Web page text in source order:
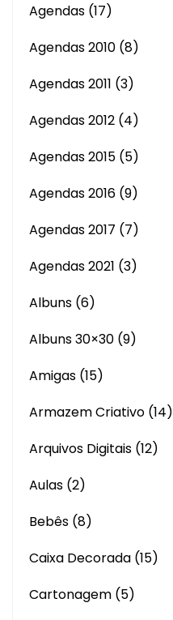
Agendas (17)
Agendas 2010 (8)
Agendas 2011 (3)
Agendas 2012 (4)
Agendas 2015 (5)
Agendas 2016 (9)
Agendas 2017 (7)
Agendas 2021 (3)
Albuns (6)
Albuns 30×30 (9)
Amigas (15)
Armazem Criativo (14)
Arquivos Digitais (12)
Aulas (2)
Bebês (8)
Caixa Decorada (15)
Cartonagem (5)